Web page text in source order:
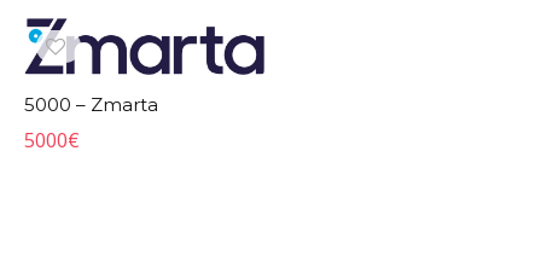
5000 – Zmarta
5000€